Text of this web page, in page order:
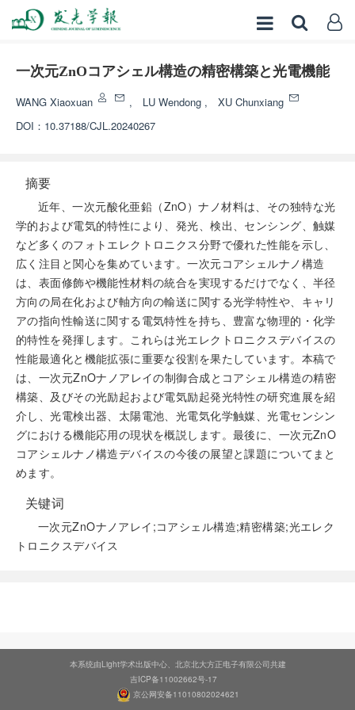
一次元ZnOコアシェル構造の精密構築と光電機能
WANG Xiaoxuan , LU Wendong ,
XU Chunxiang
DOI： 10.37188/CJL.20240267
摘要
近年、一次元酸化亜鉛（ZnO）ナノ材料は、その独特な光
学的および電気的特性により、発光、検出、センシング、触媒
など多くのフォトエレクトロニクス分野で優れた性能を示し、
広く注目と関心を集めています。一次元コアシェルナノ構造
は、表面修飾や機能性材料の統合を実現するだけでなく、半径
方向の局在化および軸方向の輸送に関する光学特性や、キャリ
アの指向性輸送に関する電気特性を持ち、豊富な物理的・化学
的特性を発揮します。これらは光エレクトロニクスデバイスの
性能最適化と機能拡張に重要な役割を果たしています。本稿で
は、一次元ZnOナノアレイの制御合成とコアシェル構造の精密
構築、及びその光励起および電気励起発光特性の研究進展を紹
介し、光電検出器、太陽電池、光電気化学触媒、光電センシン
グにおける機能応用の現状を概説します。最後に、一次元ZnO
コアシェルナノ構造デバイスの今後の展望と課題についてまと
めます。
关键词
一次元ZnOナノアレイ;コアシェル構造;精密構築;光エレク
トロニクスデバイス
本系统由Light学术出版中心、北京北大方正电子有限公司共建
吉ICP备11002662号-17
京公网安备11010802024621